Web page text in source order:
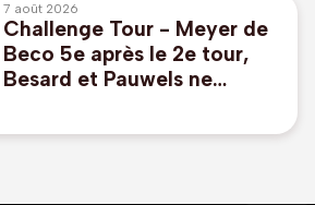
7 août 2026
Challenge Tour - Meyer de
Beco 5e après le 2e tour,
Besard et Pauwels ne
Ecosse